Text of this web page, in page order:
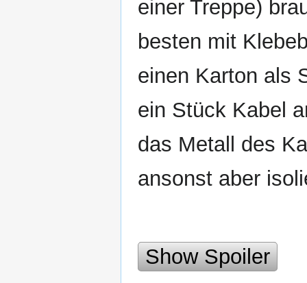
einer Treppe)
besten mit
einen Karton als
ein Stück Kabel
das Metall des
ansonst aber
Show Spoiler